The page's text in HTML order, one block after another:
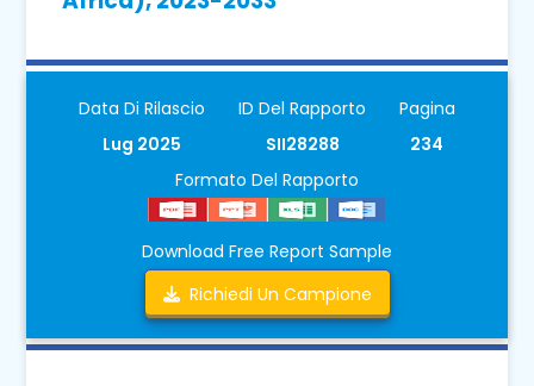
Data Di Rilascio
Lug 2025
ID Del Rapporto
SII28288
Pagina
234
Formato Del Rapporto
Download Free Report Sample
Richiedi Un Campione